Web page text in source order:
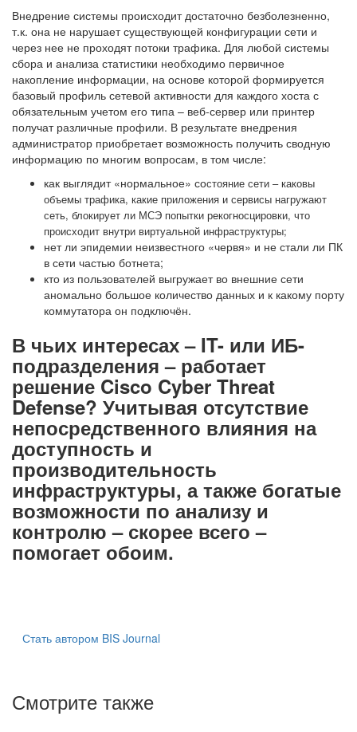
Внедрение системы происходит достаточно безболезненно,
т.к. она не нарушает существующей конфигурации сети и
через нее не проходят потоки трафика. Для любой системы
сбора и анализа статистики необходимо первичное
накопление информации, на основе которой формируется
базовый профиль сетевой активности для каждого хоста с
обязательным учетом его типа – веб-сервер или принтер
получат различные профили. В результате внедрения
администратор приобретает возможность получить сводную
информацию по многим вопросам, в том числе:
как выглядит «нормальное» состояние сети – каковы
объемы трафика, какие приложения и сервисы нагружают
сеть, блокирует ли МСЭ попытки рекогносцировки, что
происходит внутри виртуальной инфраструктуры;
нет ли эпидемии неизвестного «червя» и не стали ли ПК
в сети частью ботнета;
кто из пользователей выгружает во внешние сети
аномально большое количество данных и к какому порту
коммутатора он подключён.
В чьих интересах – IT- или ИБ-
подразделения – работает
решение Cisco Cyber Threat
Defense? Учитывая отсутствие
непосредственного влияния на
доступность и
производительность
инфраструктуры, а также богатые
возможности по анализу и
контролю – скорее всего –
помогает обоим.
Стать автором BIS Journal
Смотрите также